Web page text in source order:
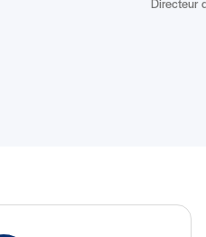
Directeur